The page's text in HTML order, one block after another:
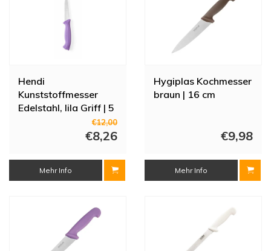
hochwertigen Edelstahl können Sie das Fleisch mühelos schneiden.
Darüber hinaus sorgt das Edelstahlmaterial für eine längere
Lebensdauer der Kanten. Der weiche, ergonomische Griff trägt zum
Benutzerkomfort dieses Vogue-Tranchiermessers bei.
Hendi
Kunststoffmesser
Edelstahl, lila Griff | 5
€12,00
€8,26
Mehr Info
Hygiplas Kochmesser
braun | 16 cm
€9,98
Mehr Info